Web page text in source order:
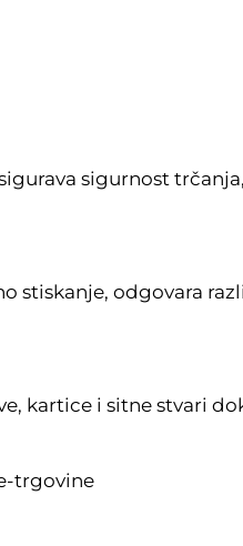
sigurnost
stiskanje, odgovara
kartice i sitne stvari
trgovine